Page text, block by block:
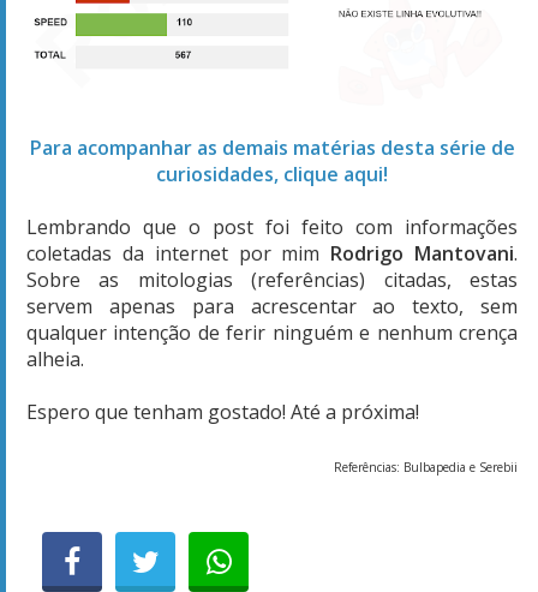
Para acompanhar as demais matérias desta série de
curiosidades, clique aqui!
Lembrando que o post foi feito com informações
coletadas da internet por mim Rodrigo Mantovani.
Sobre as mitologias (referências) citadas, estas
servem apenas para acrescentar ao texto, sem
qualquer intenção de ferir ninguém e nenhum crença
alheia.
Espero que tenham gostado! Até a próxima!
Referências: Bulbapedia e Serebii